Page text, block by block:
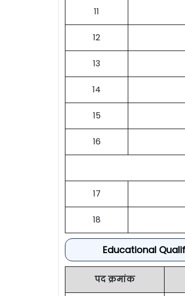
11
12
13
14
15
16
17
18
Educational
पद क्रमांक